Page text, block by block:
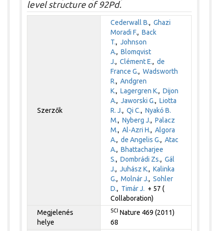
level structure of 92Pd.
Szerzők
Cederwall B.,Ghazi
Moradi F.,Back
T.,Johnson
A.,Blomqvist
J.,Clément E.,de
France G.,Wadsworth
R.,Andgren
K.,Lagergren K.,Dijon
A.,Jaworski G.,Liotta
R. J.,Qi C.,Nyakó B.
M.,Nyberg J.,Palacz
M.,Al-Azri H.,Algora
A.,de Angelis G.,Atac
A.,Bhattacharjee
S.,Dombrádi Zs.,Gál
J.,Juhász K.,Kalinka
G.,Molnár J.,Sohler
D., Timár J. + 57 (
Collaboration)
Megjelenés
helye
SCI Nature 469 (2011)
68